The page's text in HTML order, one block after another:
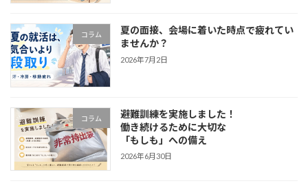
コラム
夏の面接、会場に着いた時点で疲れてい
ませんか？
2026年7月2日
コラム
避難訓練を実施しました！
働き続けるために大切な
「もしも」への備え
2026年6月30日